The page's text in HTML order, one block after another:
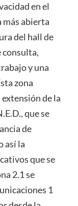
en el
más abierta
del hall de
consulta,
y una
zona
de la
que se
de
así la
que se
2.1 se
1